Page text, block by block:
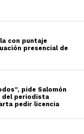
con puntaje
presencial de
pide Salomón
del periodista
pedir licencia